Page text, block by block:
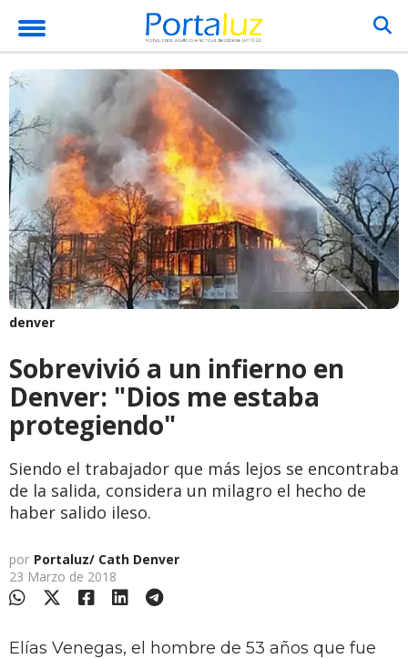
denver
Sobrevivió a un infierno en
Denver: "Dios me estaba
protegiendo"
Siendo el trabajador que más lejos se encontraba
de la salida, considera un milagro el hecho de
haber salido ileso.
por Portaluz/ Cath Denver
23 Marzo de 2018
Elías Venegas, el hombre de 53 años que fue